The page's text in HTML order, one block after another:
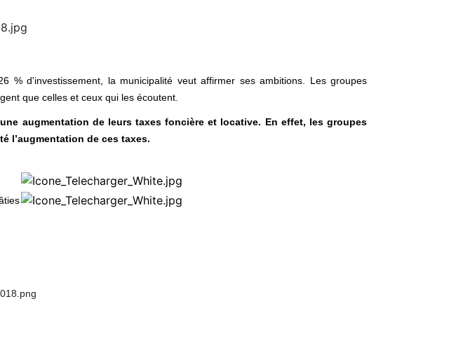
d'investissement, la municipalité veut affirmer ses ambitions. Les groupes
que celles et ceux qui les écoutent.
augmentation de leurs taxes foncière et locative. En effet, les groupes
l’augmentation de ces taxes.